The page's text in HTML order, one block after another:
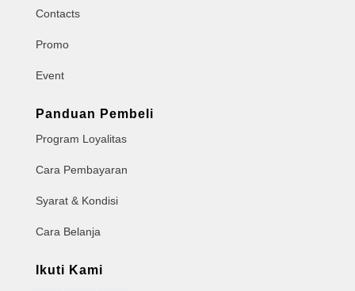
Contacts
Promo
Event
Panduan Pembeli
Program Loyalitas
Cara Pembayaran
Syarat & Kondisi
Cara Belanja
Ikuti Kami